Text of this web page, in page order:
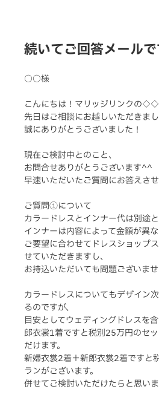
続いてご回答メール
○○様
こんにちは！マリッジリンクの◇◇
先日はご相談にお越しいただきま
誠にありがとうございました！
現在ご検討中とのこと、
お問合せありがとうございます^^
早速いただいたご質問にお答えさ
ご質問①について
カラードレスとインナー代は別途と
インナーは内容によって金額が異
ご要望に合わせてドレスショップ
せていただきますし、
お持込いただいても問題ございませ
カラードレスについてもデザイン
るのですが、
目安としてウェディングドレスを
郎衣裳1着ですと税別25万円のセ
だけます。
新婦衣裳2着＋新郎衣裳2着ですと
ランがございます。
併せてご検討いただけたらと思い